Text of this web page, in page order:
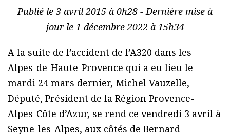
Publié le 3 avril 2015 à 0h28 - Dernière mise à
jour le 1 décembre 2022 à 15h34
A la suite de l’accident de l’A320 dans les
Alpes-de-Haute-Provence qui a eu lieu le
mardi 24 mars dernier, Michel Vauzelle,
Député, Président de la Région Provence-
Alpes-Côte d’Azur, se rend ce vendredi 3 avril à
Seyne-les-Alpes, aux côtés de Bernard